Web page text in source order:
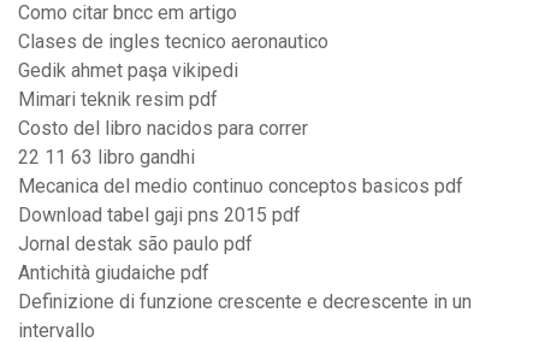
Como citar bncc em artigo
Clases de ingles tecnico aeronautico
Gedik ahmet paşa vikipedi
Mimari teknik resim pdf
Costo del libro nacidos para correr
22 11 63 libro gandhi
Mecanica del medio continuo conceptos basicos pdf
Download tabel gaji pns 2015 pdf
Jornal destak são paulo pdf
Antichità giudaiche pdf
Definizione di funzione crescente e decrescente in un
intervallo